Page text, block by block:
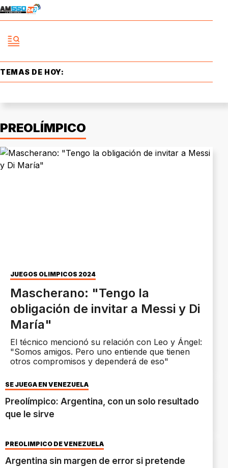
TEMAS DE HOY:
PREOLÍMPICO
JUEGOS OLÍMPICOS 2024
Mascherano: "Tengo la
obligación de invitar a Messi y Di
María"
El técnico mencionó su relación con Leo y Ángel:
"Somos amigos. Pero uno entiende que tienen
otros compromisos y dependerá de eso"
SE JUEGA EN VENEZUELA
Preolímpico: Argentina, con un solo resultado
que le sirve
PREOLÍMPICO DE VENEZUELA
Argentina sin margen de error si pretende